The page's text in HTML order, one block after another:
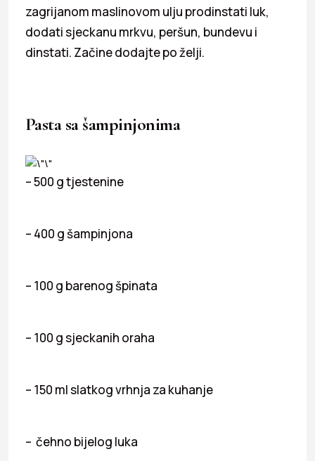
zagrijanom maslinovom ulju prodinstati luk,
dodati sjeckanu mrkvu, peršun, bundevu i
dinstati. Začine dodajte po želji.
Pasta sa šampinjonima
– 500 g tjestenine
– 400 g šampinjona
– 100 g barenog špinata
– 100 g sjeckanih oraha
– 150 ml slatkog vrhnja za kuhanje
– čehno bijelog luka